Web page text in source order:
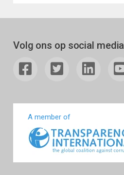
Volg ons op social media
A member of